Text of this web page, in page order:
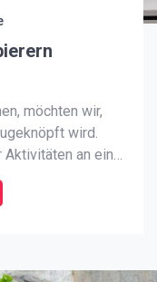
möchten wir,
wird.
an ein
das sich
heute für den